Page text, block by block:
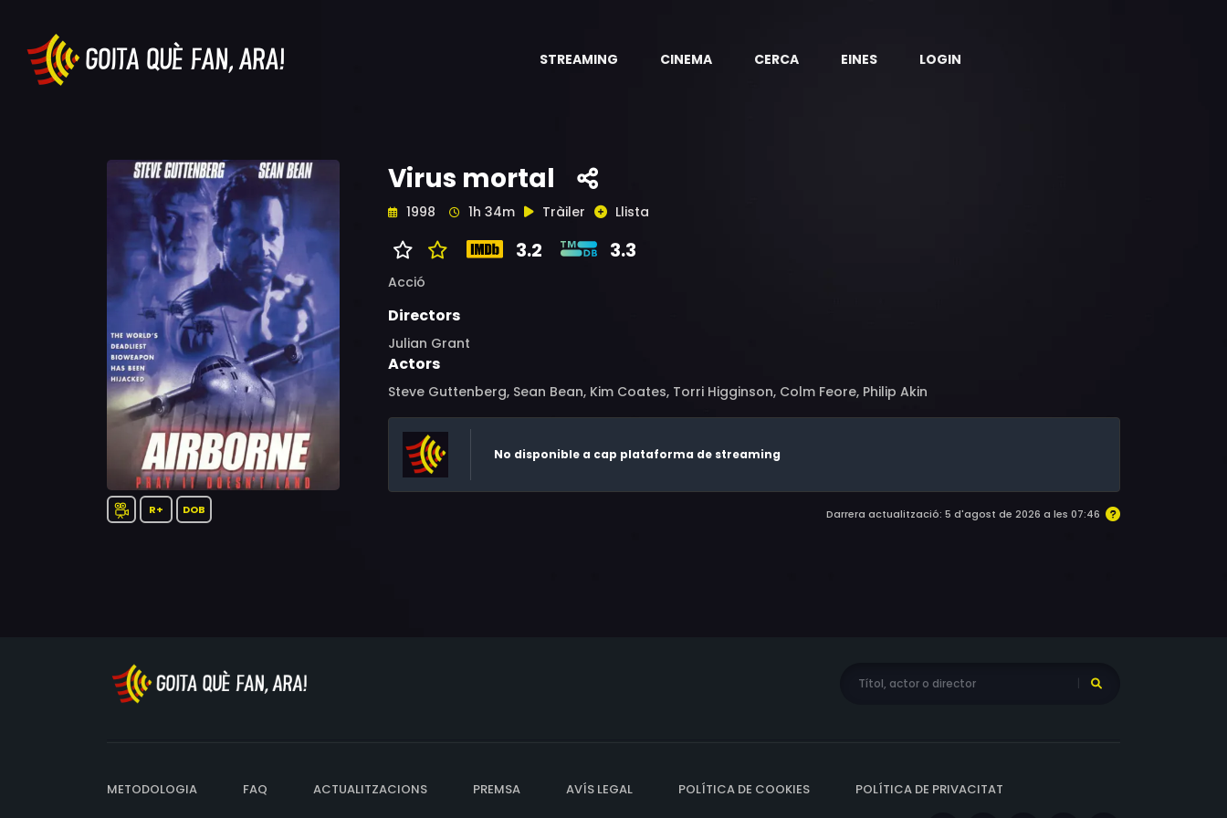
STREAMING CINEMA CERCA EINES LOGIN
R+ DOB
Virus mortal
1998 1h 34m Tràiler Llista
3.2 3.3
Acció
Directors
Julian Grant
Actors
Steve Guttenberg, Sean Bean, Kim Coates, Torri Higginson, Colm Feore, Philip Akin
No disponible a cap plataforma de streaming
Darrera actualització: 5 d'agost de 2026 a les 07:46
METODOLOGIA FAQ ACTUALITZACIONS PREMSA AVÍS LEGAL POLÍTICA DE COOKIES POLÍTICA DE PRIVACITAT